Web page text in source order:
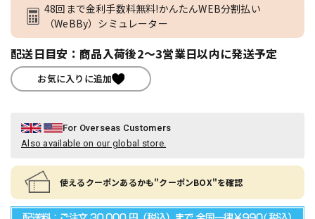
48回まで金利手数料無料!かんたんWEB分割払い
（WeBBy）シミュレーター
配送日目安：商品入荷後2～3営業日以内に発送予定
お気に入りに追加
For Overseas Customers
Also available on our global store.
使えるクーポンあるかも"クーポンBOX"を確認